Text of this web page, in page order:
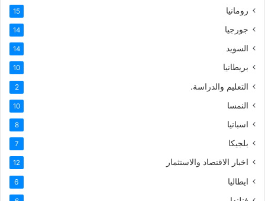
رومانيا 15
جورجيا 14
السويد 14
بريطانيا 10
التعليم والدراسة. 2
النمسا 10
اسبانيا 8
بلجيكا 7
اخبار الاقتصاد والاستثمار 12
ايطاليا 6